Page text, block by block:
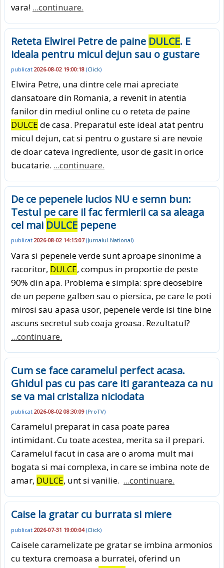
vara! ...continuare.
Reteta Elwirei Petre de paine DULCE. E
ideala pentru micul dejun sau o gustare
publicat 2026-08-02 19:00:18 (Click)
Elwira Petre, una dintre cele mai apreciate
dansatoare din Romania, a revenit in atentia
fanilor din mediul online cu o reteta de paine
DULCE de casa. Preparatul este ideal atat pentru
micul dejun, cat si pentru o gustare si are nevoie
de doar cateva ingrediente, usor de gasit in orice
bucatarie. ...continuare.
De ce pepenele lucios NU e semn bun:
Testul pe care il fac fermierii ca sa aleaga
cel mai DULCE pepene
publicat 2026-08-02 14:15:07(Jurnalul-National)
Vara si pepenele verde sunt aproape sinonime a
racoritor, DULCE, compus in proportie de peste
90% din apa. Problema e simpla: spre deosebire
de un pepene galben sau o piersica, pe care le poti
mirosi sau apasa usor, pepenele verde isi tine bine
ascuns secretul sub coaja groasa. Rezultatul?
...continuare.
Cum se face caramelul perfect acasa.
Ghidul pas cu pas care iti garanteaza ca nu
se va mai cristaliza niciodata
publicat 2026-08-02 08:30:09 (ProTV)
Caramelul preparat in casa poate parea
intimidant. Cu toate acestea, merita sa il prepari.
Caramelul facut in casa are o aroma mult mai
bogata si mai complexa, in care se imbina note de
amar, DULCE, unt si vanilie. ...continuare.
Caise la gratar cu burrata si miere
publicat 2026-07-31 19:00:04(Click)
Caisele caramelizate pe gratar se imbina armonios
cu textura cremoasa a burratei, oferind un